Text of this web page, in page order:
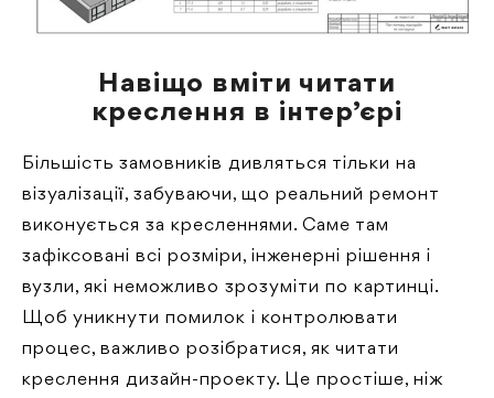
Навіщо вміти читати
креслення в інтер’єрі
Більшість замовників дивляться тільки на
візуалізації, забуваючи, що реальний ремонт
виконується за кресленнями. Саме там
зафіксовані всі розміри, інженерні рішення і
вузли, які неможливо зрозуміти по картинці.
Щоб уникнути помилок і контролювати
процес, важливо розібратися, як читати
креслення дизайн-проекту. Це простіше, ніж